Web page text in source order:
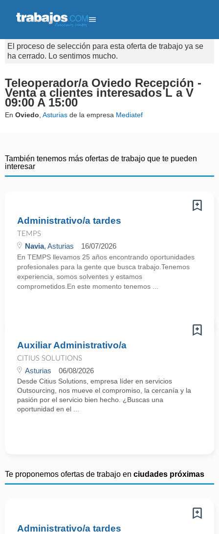
El proceso de selección para esta oferta de trabajo ya se
ha cerrado. Lo sentimos mucho.
Teleoperador/a Oviedo Recepción -
Venta a clientes interesados L a V
09:00 A 15:00
En Oviedo Asturias de la empresa Mediatef
También tenemos más ofertas de trabajo que te pueden
interesar
Administrativo/a tardes
TEMPS
Navia, Asturias 16/07/2026
En TEMPS llevamos 25 años encontrando oportunidades
profesionales para la gente que busca trabajo.Tenemos
experiencia, somos solventes y estamos
comprometidos.En este momento tenemos ...
Auxiliar Administrativo/a
CITIUS SOLUTIONS
Asturias 06/08/2026
Desde Citius Solutions, empresa líder en servicios
Outsourcing, nos mueve el compromiso, la cercanía y la
pasión por el servicio bien hecho. ¿Buscas una
oportunidad en el ...
Te proponemos ofertas de trabajo en ciudades próximas
Administrativo/a tardes